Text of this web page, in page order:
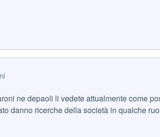
ne depaoli li vedete attualmente come
danno ricerche della società in qualche